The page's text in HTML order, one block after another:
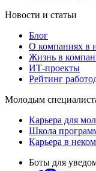
Новости и статьи
Блог
О компаниях в
Жизнь в
ИТ-проекты
Рейтинг
Молодым
Карьера для
Школа
Карьера в
Боты для